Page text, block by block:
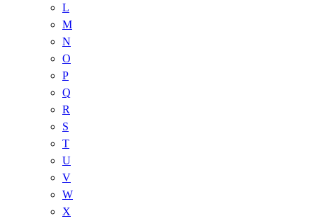
L
M
N
O
P
Q
R
S
T
U
V
W
X